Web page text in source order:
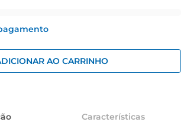
AO CARRINHO
Características